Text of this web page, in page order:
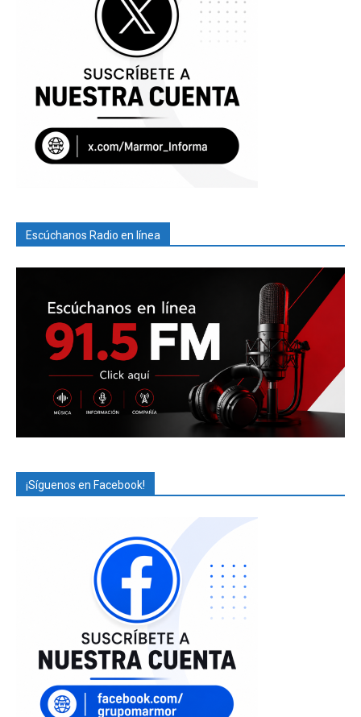
Escúchanos Radio en línea
¡Síguenos en Facebook!